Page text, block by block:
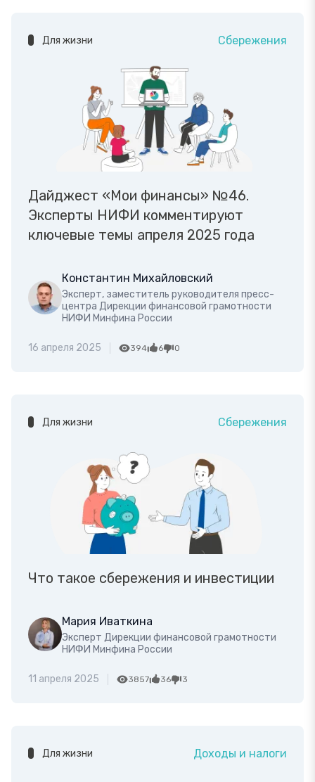
Для жизни Сбережения
Дайджест «Мои финансы» №46.
Эксперты НИФИ комментируют
ключевые темы апреля 2025 года
Константин Михайловский
Эксперт, заместитель руководителя пресс-
центра Дирекции финансовой грамотности
НИФИ Минфина России
16 апреля 2025 394 6 0
Для жизни Сбережения
Что такое сбережения и инвестиции
Мария Иваткина
Эксперт Дирекции финансовой грамотности
НИФИ Минфина России
11 апреля 2025 3857 36 3
Для жизни Доходы и налоги